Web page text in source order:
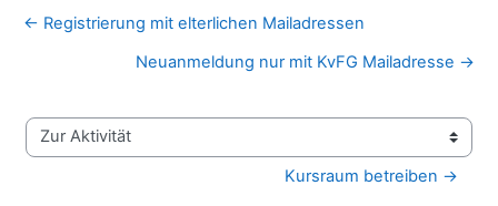
← Registrierung mit elterlichen Mailadressen
Neuanmeldung nur mit KvFG Mailadresse →
Zur Aktivität
Kursraum betreiben →